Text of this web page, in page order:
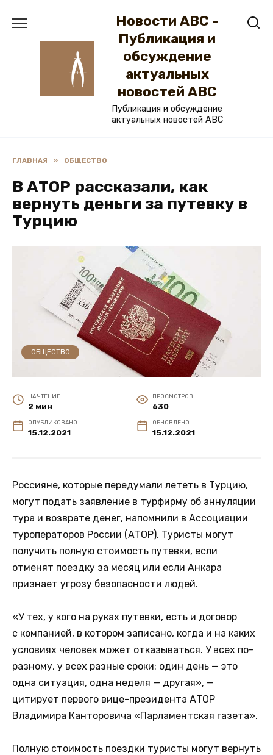
Новости ABC -
Публикация и
обсуждение
актуальных
новостей ABC
Публикация и обсуждение
актуальных новостей ABC
ГЛАВНАЯ » ОБЩЕСТВО
В АТОР рассказали, как
вернуть деньги за путевку в
Турцию
ОБЩЕСТВО
НА ЧТЕНИЕ
2 мин
ПРОСМОТРОВ
630
ОПУБЛИКОВАНО
15.12.2021
ОБНОВЛЕНО
15.12.2021
Россияне, которые передумали лететь в Турцию,
могут подать заявление в турфирму об аннуляции
тура и возврате денег, напомнили в Ассоциации
туроператоров России (АТОР). Туристы могут
получить полную стоимость путевки, если
отменят поездку за месяц или если Анкара
признает угрозу безопасности людей.
«У тех, у кого на руках путевки, есть и договор
с компанией, в котором записано, когда и на каких
условиях человек может отказываться. У всех по-
разному, у всех разные сроки: один день — это
одна ситуация, одна неделя — другая», —
цитирует первого вице-президента АТОР
Владимира Канторовича «Парламентская газета».
Полную стоимость поездки туристы могут вернуть